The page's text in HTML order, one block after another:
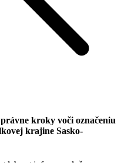
kroky voči označeniu
krajine Sasko-